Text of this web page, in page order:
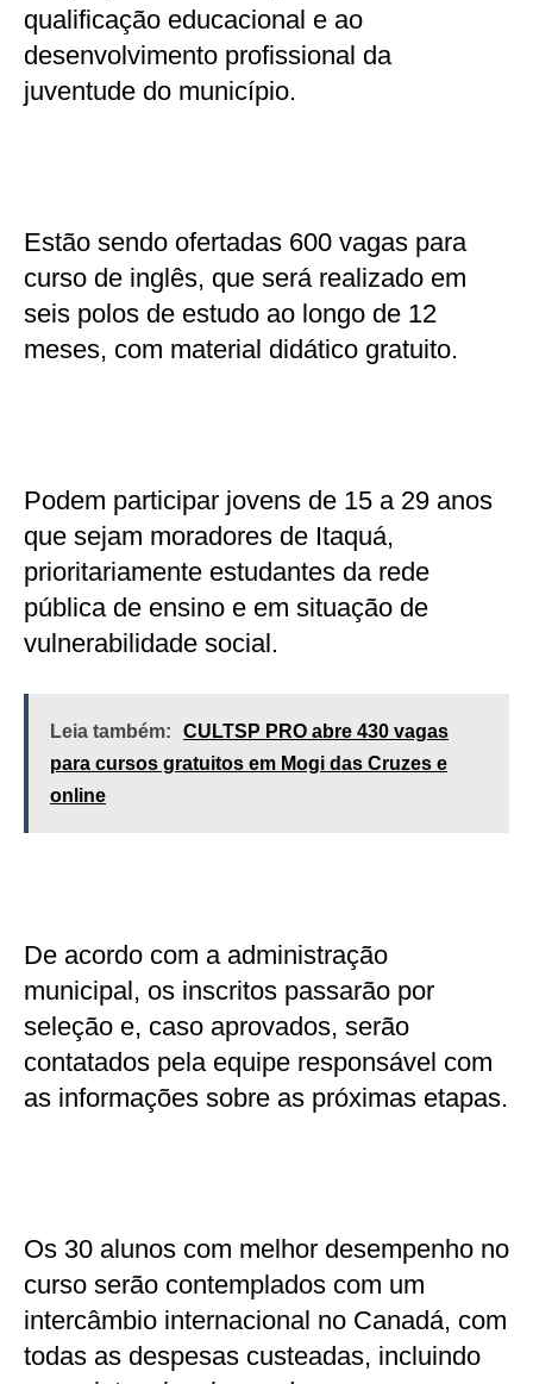
qualificação educacional e ao
desenvolvimento profissional da
juventude do município.
Estão sendo ofertadas 600 vagas para
curso de inglês, que será realizado em
seis polos de estudo ao longo de 12
meses, com material didático gratuito.
Podem participar jovens de 15 a 29 anos
que sejam moradores de Itaquá,
prioritariamente estudantes da rede
pública de ensino e em situação de
vulnerabilidade social.
Leia também:
CULTSP PRO abre 430 vagas
para cursos gratuitos em Mogi das Cruzes e
online
De acordo com a administração
municipal, os inscritos passarão por
seleção e, caso aprovados, serão
contatados pela equipe responsável com
as informações sobre as próximas etapas.
Os 30 alunos com melhor desempenho no
curso serão contemplados com um
intercâmbio internacional no Canadá, com
todas as despesas custeadas, incluindo